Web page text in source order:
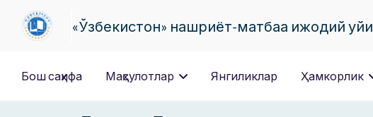
«Ўзбекистон» нашриёт-матбаа ижодий уйи
Бош саҳифа Маҳсулотлар Янгиликлар Ҳамкорлик